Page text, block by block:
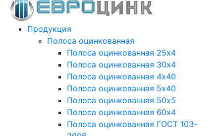
Продукция
Полоса оцинкованная
Полоса оцинкованная 25х4
Полоса оцинкованная 30х4
Полоса оцинкованная 4х40
Полоса оцинкованная 5х40
Полоса оцинкованная 50х5
Полоса оцинкованная 60х4
Полоса оцинкованная ГОСТ 103-